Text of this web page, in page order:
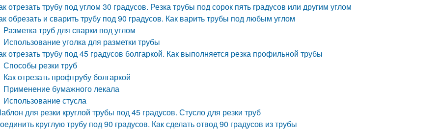
отрезать трубу под углом 30 градусов. Резка трубы под сорок пять градусов или другим углом
обрезать и сварить трубу под 90 градусов. Как варить трубы под любым углом
Разметка труб для сварки под углом
Использование уголка для разметки трубы
отрезать трубу под 45 градусов болгаркой. Как выполняется резка профильной трубы
Способы резки труб
Как отрезать профтрубу болгаркой
Применение бумажного лекала
Использование стусла
для резки круглой трубы под 45 градусов. Стусло для резки труб
круглую трубу под 90 градусов. Как сделать отвод 90 градусов из трубы